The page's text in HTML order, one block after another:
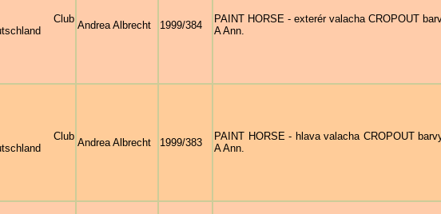
Club
Andrea Albrecht 1999/384
PAINT HORSE - exterér valacha CROPOUT
A Ann.
Club
Andrea Albrecht 1999/383
PAINT HORSE - hlava valacha CROPOUT
A Ann.